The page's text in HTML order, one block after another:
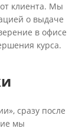
клиента. Мы
о выдаче
в офисе
курса.
сразу после
мы